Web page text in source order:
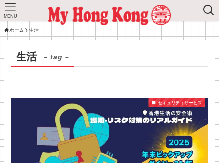
MENU
ホーム 生活
生活 – tag –
セキュリティサービス